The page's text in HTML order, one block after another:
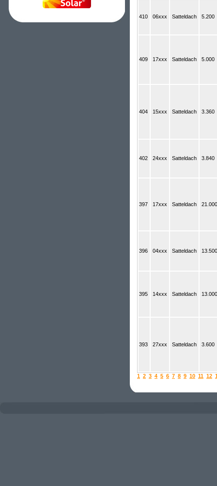
410 06xxx Satteldach 5.200
409 17xxx Satteldach 5.000
404 15xxx Satteldach 3.360
402 24xxx Satteldach 3.840
397 17xxx Satteldach 21.000
396 04xxx Satteldach 13.500
395 14xxx Satteldach 13.000
393 27xxx Satteldach 3.600
1 2 3 4 5 6 7 8 9 10 11 12